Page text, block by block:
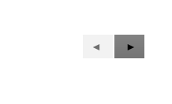
Précédent
Reviews
◄
Suivant
Reviews
►